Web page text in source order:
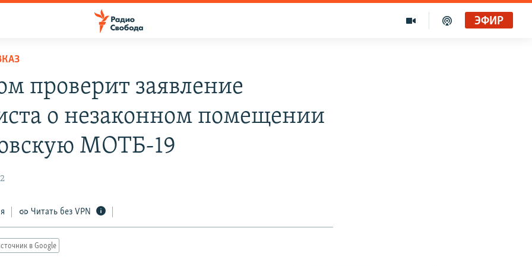
ЭФИР
проверит заявление
о незаконном помещении
МОТБ-19
Читать без VPN
в Google